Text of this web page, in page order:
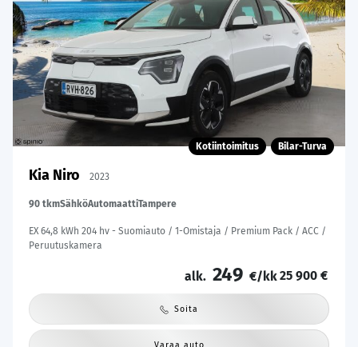
Kotiintoimitus Bilar-Turva
Kia Niro 2023
90 tkmSähköAutomaattiTampere
EX 64,8 kWh 204 hv - Suomiauto / 1-Omistaja / Premium Pack / ACC /
Peruutuskamera
alk. 249 €/kk25 900 €
Soita
Varaa auto